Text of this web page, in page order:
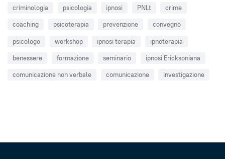
criminologia psicologia ipnosi PNLt
crime
coaching
psicoterapia prevenzione
convegno
psicologo
workshop ipnosi terapia
ipnoterapia
benessere
formazione seminario
ipnosi Ericksoniana
comunicazione non verbale
comunicazione investigazione